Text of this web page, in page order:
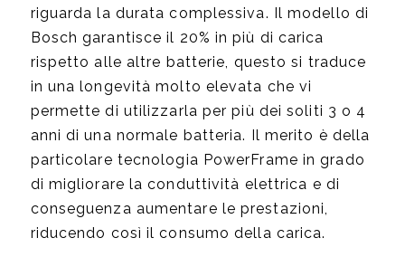
riguarda la durata complessiva. Il modello di
Bosch garantisce il 20% in più di carica
rispetto alle altre batterie, questo si traduce
in una longevità molto elevata che vi
permette di utilizzarla per più dei soliti 3 o 4
anni di una normale batteria. Il merito è della
particolare tecnologia PowerFrame in grado
di migliorare la conduttività elettrica e di
conseguenza aumentare le prestazioni,
riducendo così il consumo della carica.